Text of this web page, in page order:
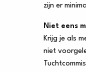
zijn er
Niet eens
Krijg je als
niet